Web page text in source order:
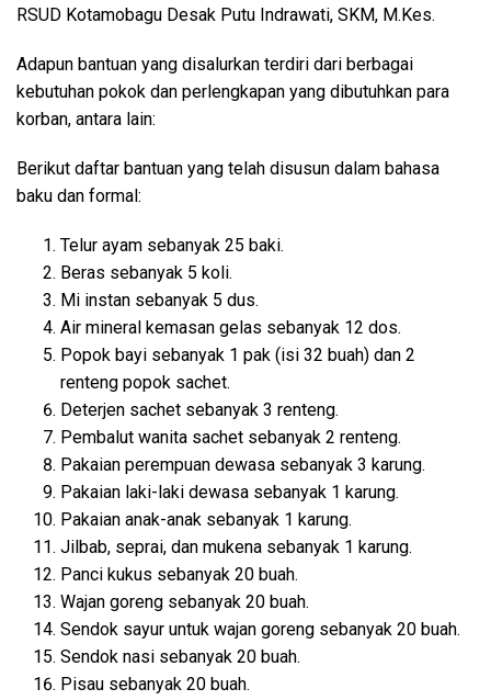
RSUD Kotamobagu Desak Putu Indrawati, SKM, M.Kes.
Adapun bantuan yang disalurkan terdiri dari berbagai
kebutuhan pokok dan perlengkapan yang dibutuhkan para
korban, antara lain:
Berikut daftar bantuan yang telah disusun dalam bahasa
baku dan formal:
Telur ayam sebanyak 25 baki.
Beras sebanyak 5 koli.
Mi instan sebanyak 5 dus.
Air mineral kemasan gelas sebanyak 12 dos.
Popok bayi sebanyak 1 pak (isi 32 buah) dan 2
renteng popok sachet.
Deterjen sachet sebanyak 3 renteng.
Pembalut wanita sachet sebanyak 2 renteng.
Pakaian perempuan dewasa sebanyak 3 karung.
Pakaian laki-laki dewasa sebanyak 1 karung.
Pakaian anak-anak sebanyak 1 karung.
Jilbab, seprai, dan mukena sebanyak 1 karung.
Panci kukus sebanyak 20 buah.
Wajan goreng sebanyak 20 buah.
Sendok sayur untuk wajan goreng sebanyak 20 buah.
Sendok nasi sebanyak 20 buah.
Pisau sebanyak 20 buah.